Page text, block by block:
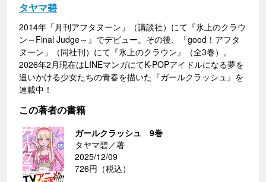
タヤマ碧
2014年「月刊アフタヌーン」（講談社）にて『氷上のクラウ
ン～Final Judge～』でデビュー。その後、「good！アフタ
ヌーン」（同社刊）にて『氷上のクラウン』（全3巻）。
2026年2月現在はLINEマンガにてK-POPアイドルになる夢を
追いかける少女たちの青春を描いた『ガールクラッシュ』を
連載中！
この著者の書籍
ガールクラッシュ 9巻
タヤマ碧／著
2025/12/09
726円（税込）